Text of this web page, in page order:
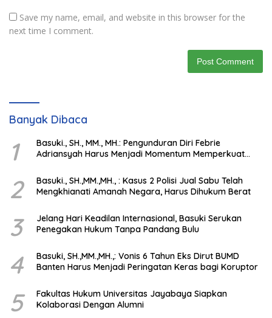
Save my name, email, and website in this browser for the
next time I comment.
Banyak Dibaca
1
Basuki., SH., MM., MH.: Pengunduran Diri Febrie
Adriansyah Harus Menjadi Momentum Memperkuat
2
Basuki., SH.,MM.,MH., : Kasus 2 Polisi Jual Sabu Telah
Mengkhianati Amanah Negara, Harus Dihukum Berat
3
Jelang Hari Keadilan Internasional, Basuki Serukan
Penegakan Hukum Tanpa Pandang Bulu
4
Basuki, SH.,MM.,MH.,: Vonis 6 Tahun Eks Dirut BUMD
Banten Harus Menjadi Peringatan Keras bagi Koruptor
5
Fakultas Hukum Universitas Jayabaya Siapkan
Kolaborasi Dengan Alumni